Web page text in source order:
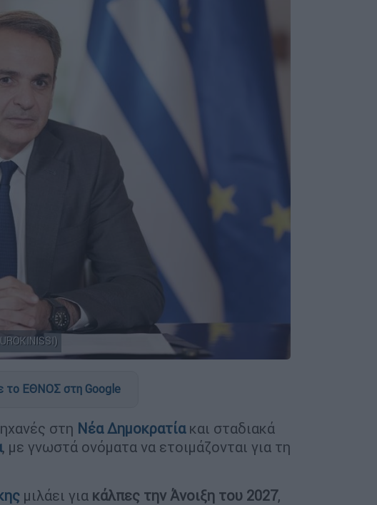
το ΕΘΝΟΣ στη Google
στη Νέα Δημοκρατία και σταδιακά
, με γνωστά ονόματα να ετοιμάζονται για τη
μιλάει για κάλπες την Άνοιξη του 2027,